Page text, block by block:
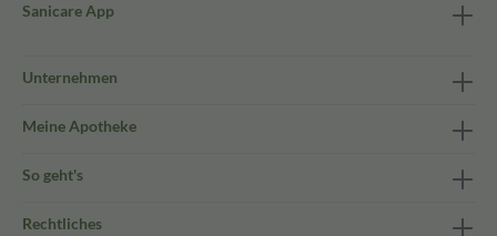
Sanicare App
Unternehmen
Meine Apotheke
So geht's
Rechtliches